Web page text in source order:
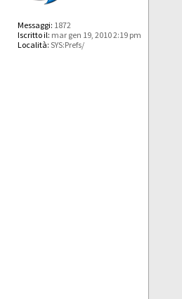
Messaggi: 1872
Iscritto il: mar gen 19, 2010 2:19 pm
Località: SYS:Prefs/